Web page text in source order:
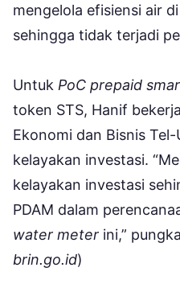
mengelola efisiensi air
sehingga tidak terjadi
Untuk PoC prepaid
token STS, Hanif
Ekonomi dan Bisnis
kelayakan investasi.
kelayakan investasi
PDAM dalam
water meter ini,”
brin.go.id)